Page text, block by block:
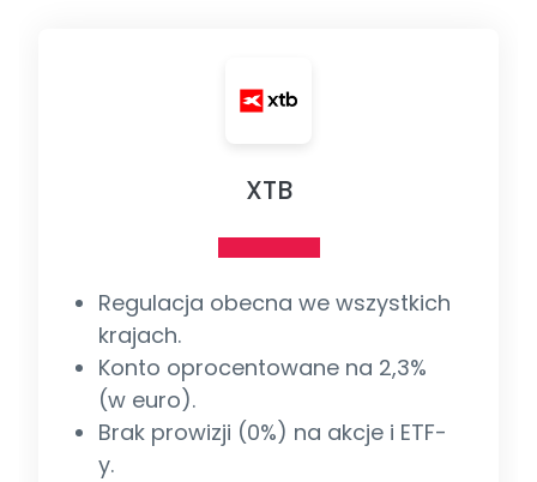
XTB
Regulacja obecna we wszystkich
krajach.
Konto oprocentowane na 2,3%
(w euro).
Brak prowizji (0%) na akcje i ETF-
y.